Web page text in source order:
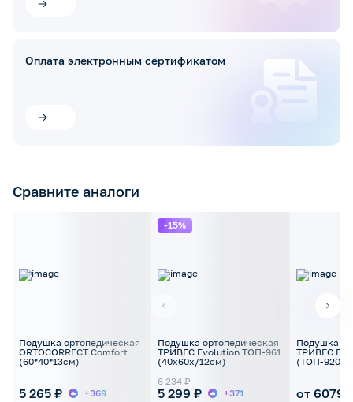
Оплата электронным сертификатом
Сравните аналоги
Подушка ортопедическая
ORTOCORRECT Comfort
(60*40*13см)
5 265 ₽ +369
-15%
Подушка ортопедическая
ТРИВЕС Evolution ТОП-961
(40x60x/12см)
5 299 ₽
6 234 ₽
+371
Подушка
ТРИВЕС
(ТОП-920)
от 6079